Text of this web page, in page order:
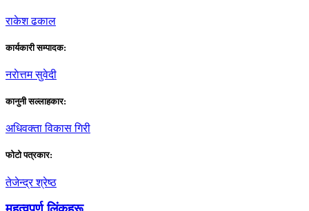
राकेश ढकाल
कार्यकारी सम्पादक:
नराेत्तम सुवेदी
कानुनी सल्लाहकार:
अधिवक्ता विकास गिरी
फाेटाे पत्रकार:
तेजेन्द्र श्रेष्ठ